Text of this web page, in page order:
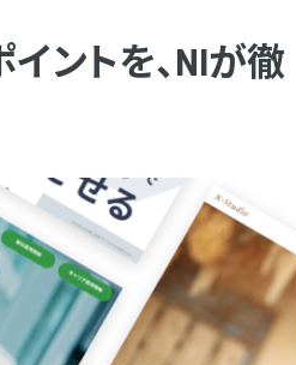
ントを、NIが徹